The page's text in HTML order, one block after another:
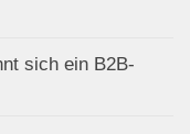
sich ein B2B-